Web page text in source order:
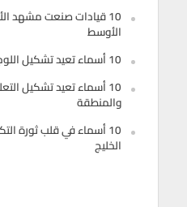
10 قيادات صنعت مشهد
الأوسط
10 أسماء تعيد تشكيل اللوجستيات الذكية في الخليج
10 أسماء تعيد تشكيل
والمنطقة
10 أسماء في قلب ثورة
الخليج